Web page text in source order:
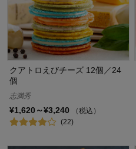
クアトロえびチーズ 12個／24
個
志満秀
¥1,620～¥3,240
（税込）
(22)